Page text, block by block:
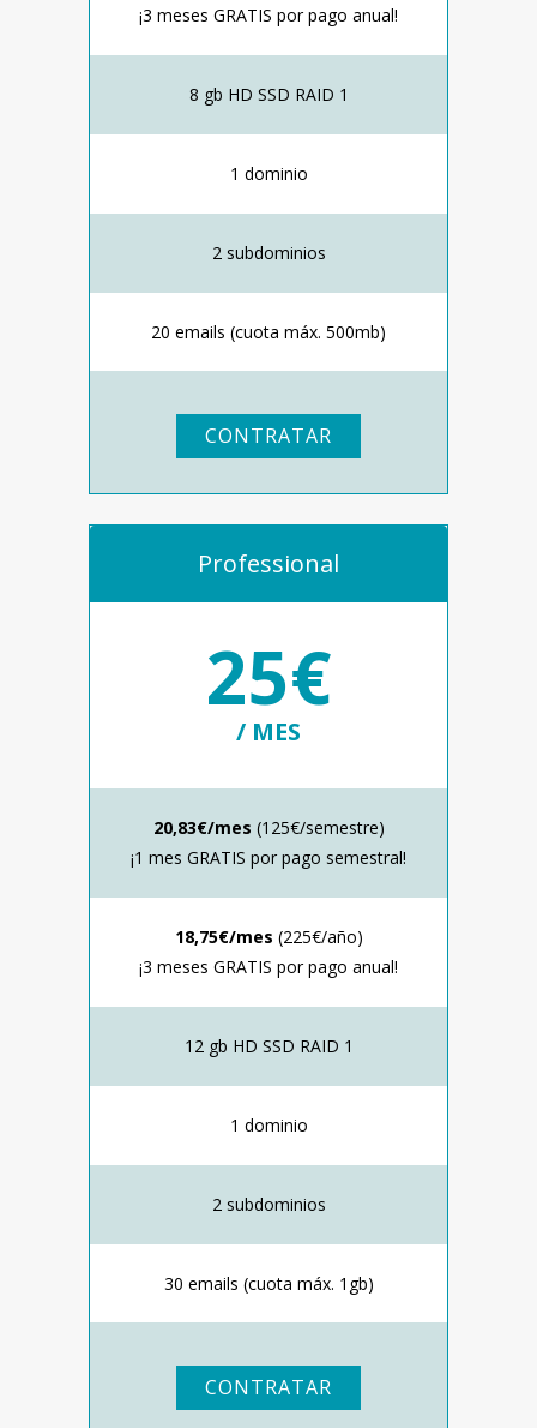
¡3 meses GRATIS por pago anual!
8 gb HD SSD RAID 1
1 dominio
2 subdominios
20 emails (cuota máx. 500mb)
CONTRATAR
Professional
25€
/ MES
20,83€/mes (125€/semestre)
¡1 mes GRATIS por pago semestral!
18,75€/mes (225€/año)
¡3 meses GRATIS por pago anual!
12 gb HD SSD RAID 1
1 dominio
2 subdominios
30 emails (cuota máx. 1gb)
CONTRATAR